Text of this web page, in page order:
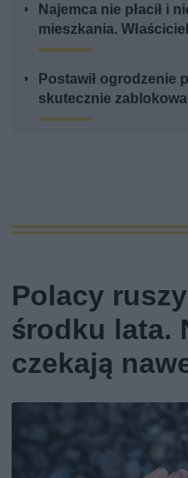
Najemca nie płacił i
mieszkania.
Postawił ogrodzenie
skutecznie
Polacy
środku lata.
czekają